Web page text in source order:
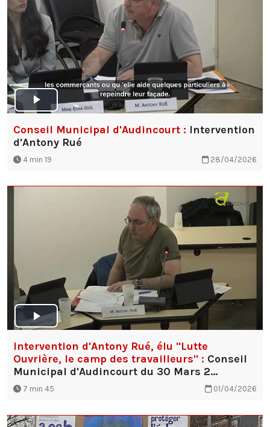
Conseil Municipal d'Audincourt : Intervention
d'Antony Rué
4 min 19 28/04/2026
Intervention d'Antony Rué, élu "Lutte
Ouvrière, le camp des travailleurs" : Conseil
Municipal d'Audincourt du 30 Mars 2…
7 min 45 01/04/2026